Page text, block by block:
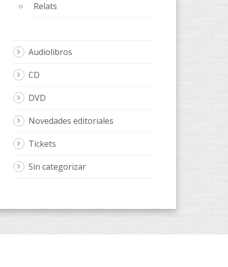
Relats
Audiolibros
CD
DVD
Novedades editoriales
Tickets
Sin categorizar